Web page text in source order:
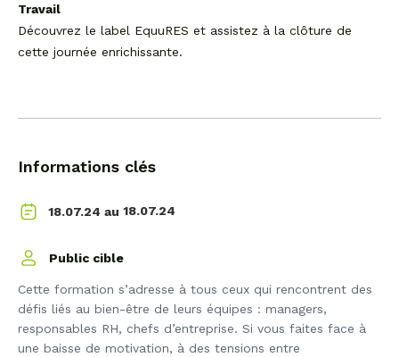
Travail
Découvrez le label EquuRES et assistez à la clôture de
cette journée enrichissante.
Informations clés
18.07.24 au 18.07.24
Public cible
Cette formation s’adresse à tous ceux qui rencontrent des
défis liés au bien-être de leurs équipes : managers,
responsables RH, chefs d’entreprise. Si vous faites face à
une baisse de motivation, à des tensions entre